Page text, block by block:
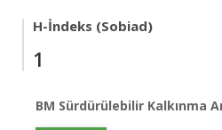
H-İndeks (Sobiad)
1
BM Sürdürülebilir Kalkınma